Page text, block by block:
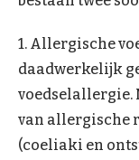
1. Allergische
daadwerkelijk
voedselallergie.
van allergische
(coeliaki en